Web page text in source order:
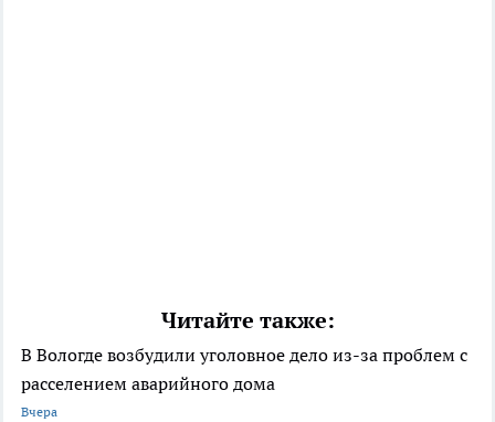
Читайте также:
В Вологде возбудили уголовное дело из-за проблем с
расселением аварийного дома
Вчера